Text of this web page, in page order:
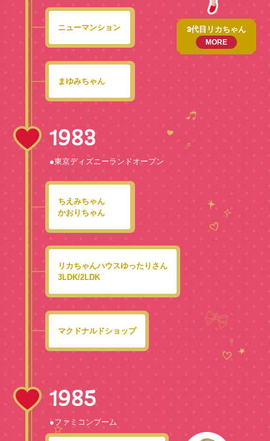
3代目リカちゃん
MORE
ニューマンション
まゆみちゃん
1983
●東京ディズニーランドオープン
ちえみちゃん
かおりちゃん
リカちゃんハウスゆったりさん
3LDK/2LDK
マクドナルドショップ
1985
●ファミコンブーム